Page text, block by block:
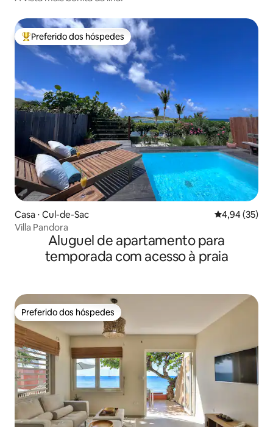
Entre os melhores preferidos dos hóspedes
Preferido dos hóspedes
Casa ⋅ Cul-de-Sac 4,94 de uma
4,94 (35)
Villa Pandora
Aluguel de apartamento para
temporada com acesso à praia
Preferido dos hóspedes
Preferido dos hóspedes